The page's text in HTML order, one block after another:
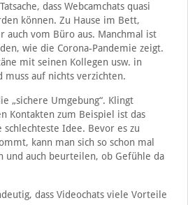
dass Webcamchats quasi
können. Zu Hause im Bett,
auch vom Büro aus. Manchmal ist
wie die Corona-Pandemie zeigt.
mit seinen Kollegen usw. in
muss auf nichts verzichten.
„sichere Umgebung“. Klingt
Kontakten zum Beispiel ist das
Idee. Bevor es zu
kann man sich so schon mal
und auch beurteilen, ob Gefühle da
dass Videochats viele Vorteile